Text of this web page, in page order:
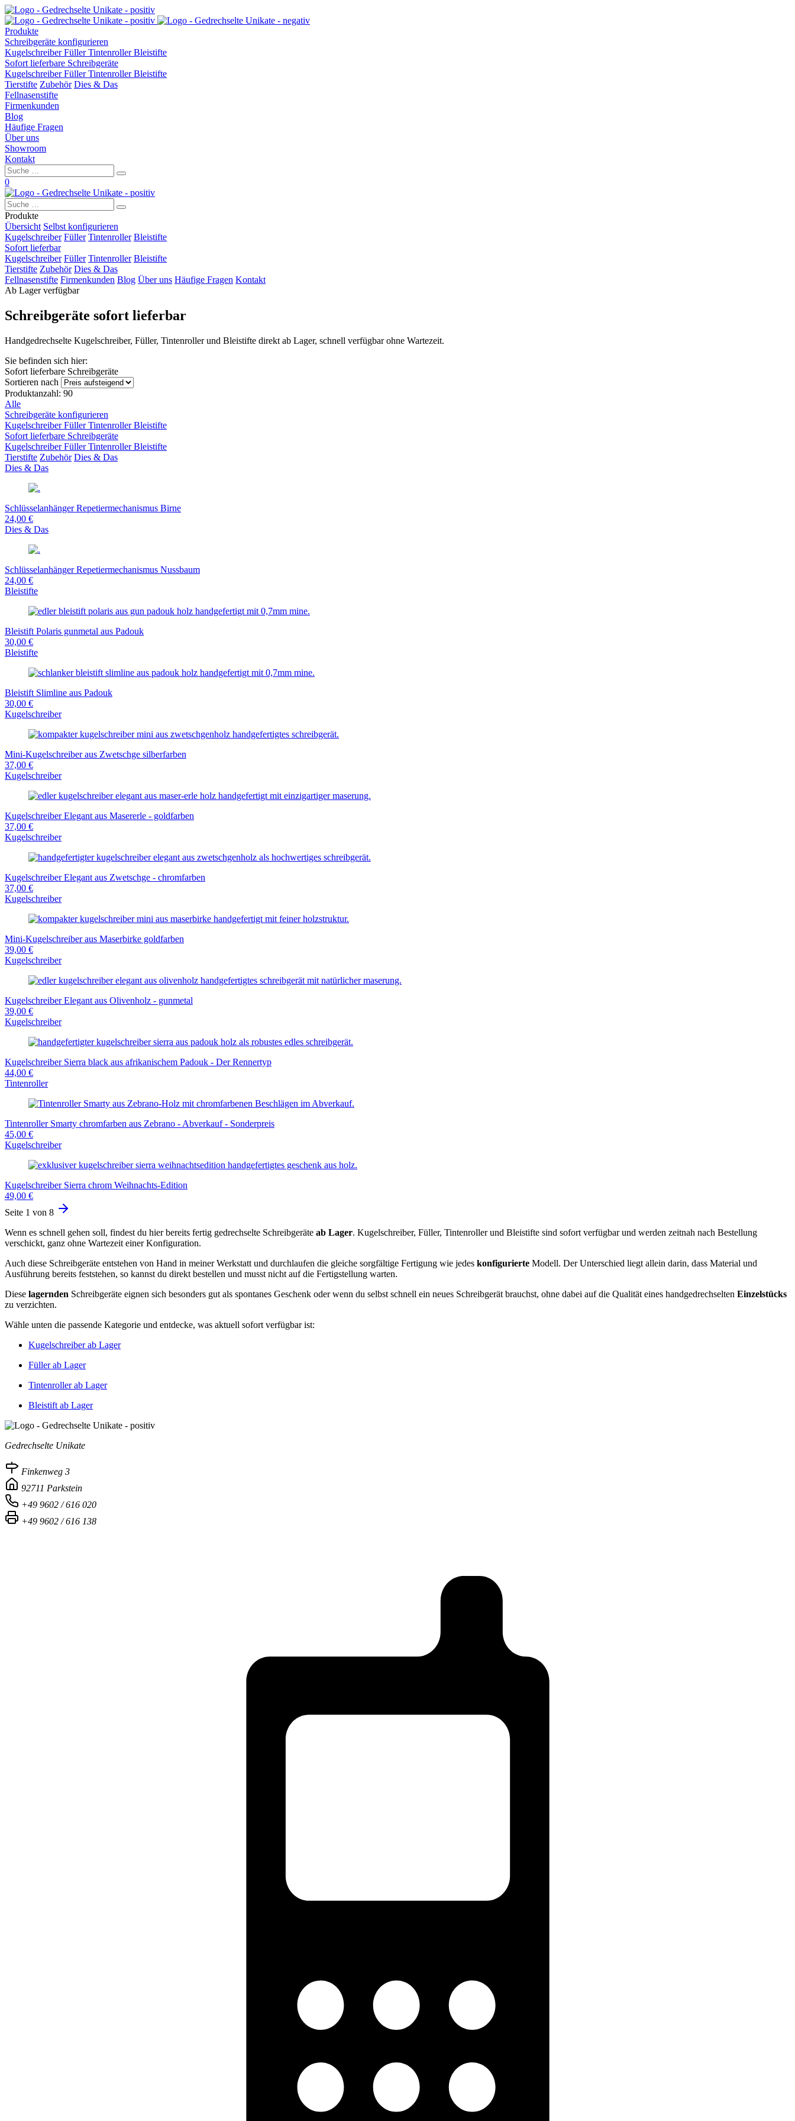
Produkte
Schreibgeräte konfigurieren
KugelschreiberFüllerTintenrollerBleistifte
Sofort lieferbare Schreibgeräte
KugelschreiberFüllerTintenrollerBleistifte
Tierstifte Zubehör Dies & Das
Fellnasenstifte
Firmenkunden
Blog
Häufige Fragen
Über uns
Showroom
Kontakt
0
Produkte
Übersicht Selbst konfigurieren
Kugelschreiber Füller Tintenroller Bleistifte
Sofort lieferbar
Kugelschreiber Füller Tintenroller Bleistifte
Tierstifte Zubehör Dies & Das
Fellnasenstifte Firmenkunden Blog Über uns Häufige Fragen Kontakt
Ab Lager verfügbar
Schreibgeräte sofort lieferbar
Handgedrechselte Kugelschreiber, Füller, Tintenroller und Bleistifte direkt ab Lager, schnell verfügbar ohne Wartezeit.
Sie befinden sich hier:
Sofort lieferbare Schreibgeräte
Sortieren nach
Produktanzahl: 90
Alle
Schreibgeräte konfigurieren
KugelschreiberFüllerTintenrollerBleistifte
Sofort lieferbare Schreibgeräte
KugelschreiberFüllerTintenrollerBleistifte
Tierstifte Zubehör Dies & Das
Dies & Das
Schlüsselanhänger Repetiermechanismus Birne
24,00 €
Dies & Das
Schlüsselanhänger Repetiermechanismus Nussbaum
24,00 €
Bleistifte
Bleistift Polaris gunmetal aus Padouk
30,00 €
Bleistifte
Bleistift Slimline aus Padouk
30,00 €
Kugelschreiber
Mini-Kugelschreiber aus Zwetschge silberfarben
37,00 €
Kugelschreiber
Kugelschreiber Elegant aus Masererle - goldfarben
37,00 €
Kugelschreiber
Kugelschreiber Elegant aus Zwetschge - chromfarben
37,00 €
Kugelschreiber
Mini-Kugelschreiber aus Maserbirke goldfarben
39,00 €
Kugelschreiber
Kugelschreiber Elegant aus Olivenholz - gunmetal
39,00 €
Kugelschreiber
Kugelschreiber Sierra black aus afrikanischem Padouk - Der Rennertyp
44,00 €
Tintenroller
Tintenroller Smarty chromfarben aus Zebrano - Abverkauf - Sonderpreis
45,00 €
Kugelschreiber
Kugelschreiber Sierra chrom Weihnachts-Edition
49,00 €
Seite 1 von 8
Wenn es schnell gehen soll, findest du hier bereits fertig gedrechselte Schreibgeräte ab Lager. Kugelschreiber, Füller, Tintenroller und Bleistifte sind sofort verfügbar und werden zeitnah nach Bestellung
verschickt, ganz ohne Wartezeit einer Konfiguration.
Auch diese Schreibgeräte entstehen von Hand in meiner Werkstatt und durchlaufen die gleiche sorgfältige Fertigung wie jedes konfigurierte Modell. Der Unterschied liegt allein darin, dass Material und
Ausführung bereits feststehen, so kannst du direkt bestellen und musst nicht auf die Fertigstellung warten.
Diese lagernden Schreibgeräte eignen sich besonders gut als spontanes Geschenk oder wenn du selbst schnell ein neues Schreibgerät brauchst, ohne dabei auf die Qualität eines handgedrechselten Einzelstücks
zu verzichten.
Wähle unten die passende Kategorie und entdecke, was aktuell sofort verfügbar ist:
Kugelschreiber ab Lager
Füller ab Lager
Tintenroller ab Lager
Bleistift ab Lager
Gedrechselte Unikate
Finkenweg 3
92711 Parkstein
+49 9602 / 616 020
+49 9602 / 616 138